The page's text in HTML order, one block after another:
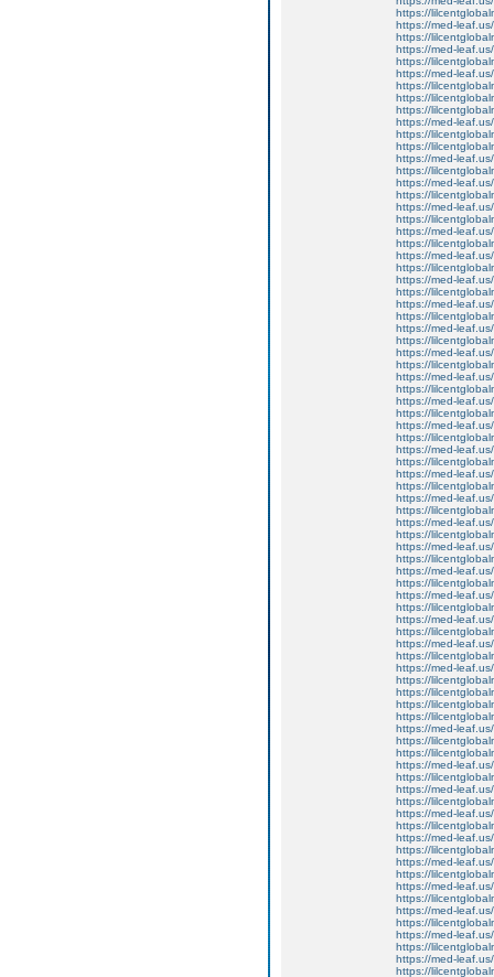
https://
https://med-leaf.us/
https://
https://med-leaf.us/
https://
https://med-leaf.us/
https://
https://
https://
https://med-leaf.us/
https://
https://
https://med-leaf.us/
https://
https://med-leaf.us/
https://
https://med-leaf.us/
https://
https://med-leaf.us/
https://
https://med-leaf.us/
https://
https://med-leaf.us/
https://
https://med-leaf.us/
https://
https://med-leaf.us/
https://
https://med-leaf.us/
https://
https://med-leaf.us/
https://
https://med-leaf.us/
https://
https://med-leaf.us/
https://
https://med-leaf.us/
https://
https://med-leaf.us/
https://
https://med-leaf.us/
https://
https://med-leaf.us/
https://
https://med-leaf.us/
https://
https://med-leaf.us/
https://
https://med-leaf.us/
https://
https://med-leaf.us/
https://
https://med-leaf.us/
https://
https://med-leaf.us/
https://
https://
https://
https://
https://med-leaf.us/
https://
https://
https://med-leaf.us/
https://
https://med-leaf.us/
https://
https://med-leaf.us/
https://
https://med-leaf.us/
https://
https://med-leaf.us/
https://
https://med-leaf.us/
https://
https://med-leaf.us/
https://
https://med-leaf.us/
https://
https://med-leaf.us/
https://